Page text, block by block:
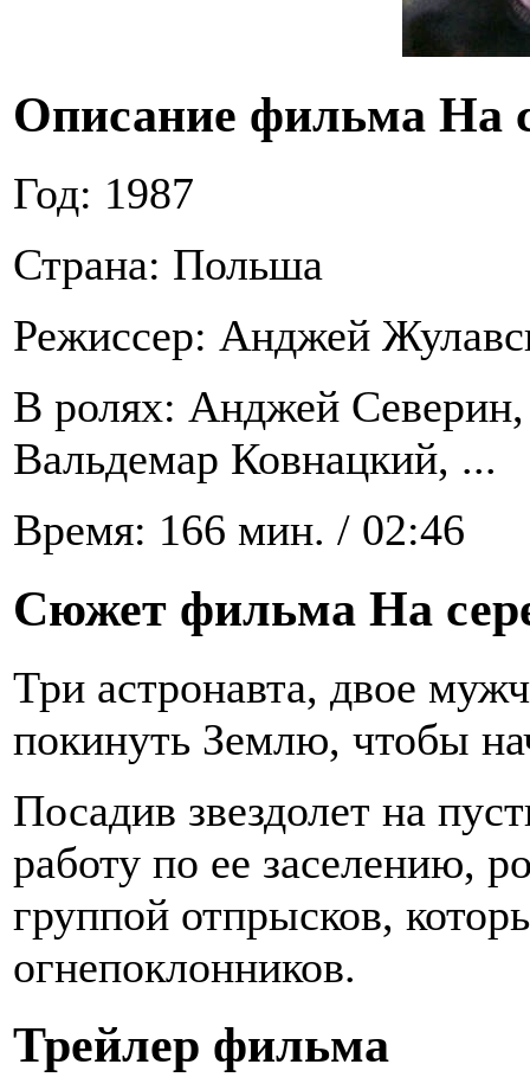
Описание фильма На
Год: 1987
Страна: Польша
Режиссер: Анджей
В ролях: Анджей
Вальдемар Ковнацкий, ...
Время: 166 мин. / 02:46
Сюжет фильма На
Три астронавта, двое
покинуть Землю, чтобы
Посадив звездолет на
работу по ее заселению,
группой отпрысков,
огнепоклонников.
Трейлер фильма